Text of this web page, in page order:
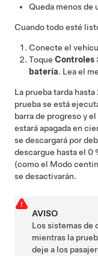
Queda menos de
Cuando todo esté
Conecte el
Toque Controles
batería. Lea el
La prueba tarda
prueba se está
barra de progreso y
estará apagada en
se descargará por
descargue hasta el 0
(como el Modo
se desactivarán.
AVISO
Los sistemas de
mientras la
deje a los